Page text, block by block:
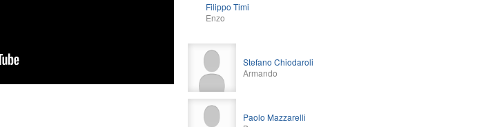
Filippo Timi
Enzo
Stefano Chiodaroli
Armando
Paolo Mazzarelli